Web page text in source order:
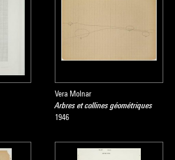
Vera Molnar
Arbres et collines géométriques
1946